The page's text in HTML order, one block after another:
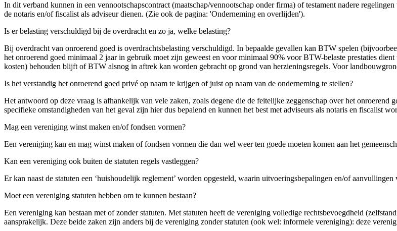
In dit verband kunnen in een vennootschapscontract (maatschap/vennootschap onder firma) of testament nadere
de notaris en/of fiscalist als adviseur dienen. (Zie ook de pagina: 'Onderneming en overlijden').
Is er belasting verschuldigd bij de overdracht en zo ja, welke belasting?
Bij overdracht van onroerend goed is overdrachtsbelasting verschuldigd. In bepaalde gevallen kan BTW spelen
het onroerend goed minimaal 2 jaar in gebruik moet zijn geweest en voor minimaal 90% voor BTW-belaste prestaties
kosten) behouden blijft of BTW alsnog in aftrek kan worden gebracht op grond van herzieningsregels. Voor
Is het verstandig het onroerend goed privé op naam te krijgen of juist op naam van de onderneming te stellen?
Het antwoord op deze vraag is afhankelijk van vele zaken, zoals degene die de feitelijke zeggenschap over het
specifieke omstandigheden van het geval zijn hier dus bepalend en kunnen het best met adviseurs als notaris en fiscalist
Mag een vereniging winst maken en/of fondsen vormen?
Een vereniging kan en mag winst maken of fondsen vormen die dan wel weer ten goede moeten komen aan het
Kan een vereniging ook buiten de statuten regels vastleggen?
Er kan naast de statuten een ‘huishoudelijk reglement’ worden opgesteld, waarin uitvoeringsbepalingen en/of
Moet een vereniging statuten hebben om te kunnen bestaan?
Een vereniging kan bestaan met of zonder statuten. Met statuten heeft de vereniging volledige rechtsbevoegdheid
aansprakelijk. Deze beide zaken zijn anders bij de vereniging zonder statuten (ook wel: informele vereniging): deze